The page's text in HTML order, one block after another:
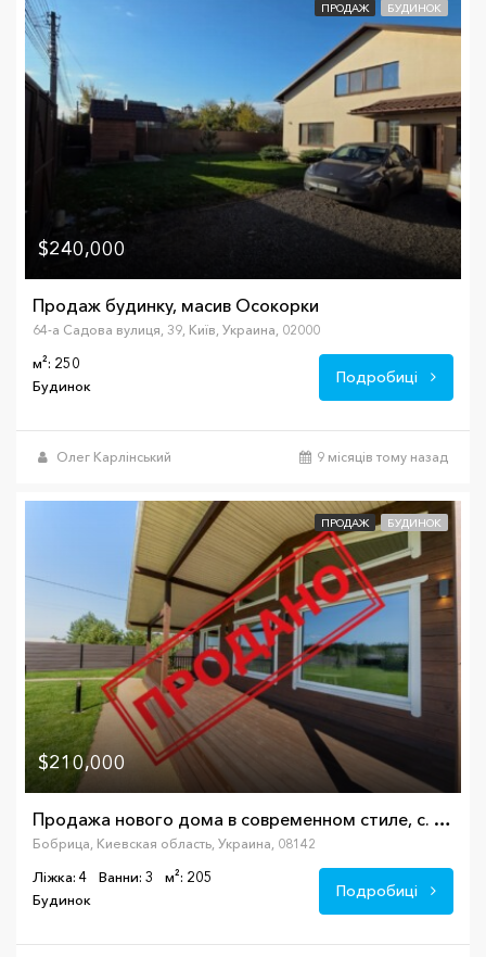
ПРОДАЖ БУДИНОК
$240,000
Продаж будинку, масив Осокорки
64-а Садова вулиця, 39, Київ, Украина, 02000
м²: 250
Будинок
Подробиці
Олег Карлінський 9 місяців тому назад
ПРОДАЖ БУДИНОК
$210,000
Продажа нового дома в современном стиле, с. Бобрица
Бобрица, Киевская область, Украина, 08142
Ліжка: 4 Ванни: 3
м²: 205
Будинок
Подробиці